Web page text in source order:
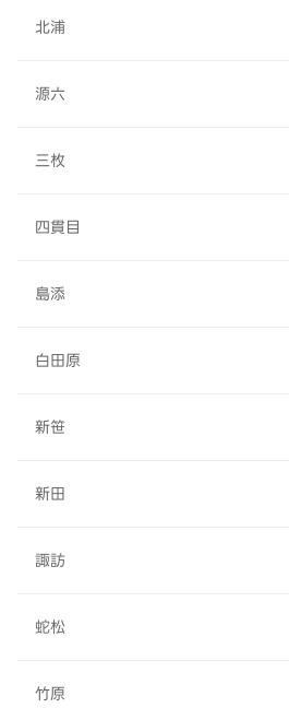
北浦
源六
三枚
四貫目
島添
白田原
新笹
新田
諏訪
蛇松
竹原